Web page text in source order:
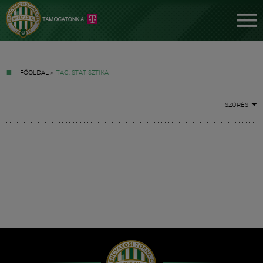
FŐOLDAL » TAG: STATISZTIKA
SZŰRÉS
Hírek